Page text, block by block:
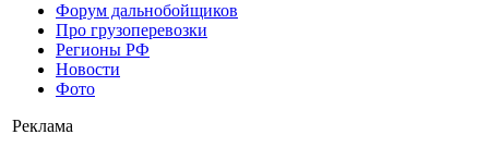
Форум дальнобойщиков
Про грузоперевозки
Регионы РФ
Новости
Фото
Реклама